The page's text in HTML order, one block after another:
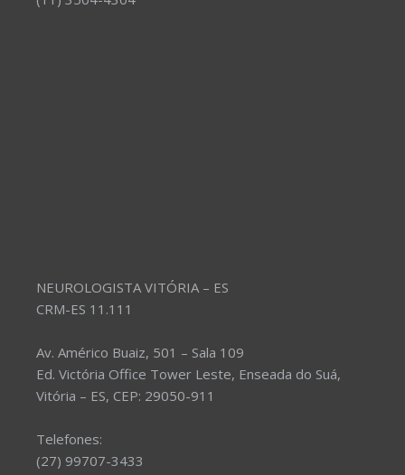
NEUROLOGISTA VITÓRIA – ES
CRM-ES 11.111
Av. Américo Buaiz, 501 – Sala 109
Ed. Victória Office Tower Leste, Enseada do Suá,
Vitória – ES, CEP: 29050-911
Telefones:
(27) 99707-3433